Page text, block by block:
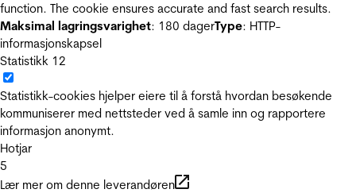
function. The cookie ensures accurate and fast search results.
Maksimal lagringsvarighet: 180 dagerType: HTTP-
informasjonskapsel
Statistikk 12
Statistikk-cookies hjelper eiere til å forstå hvordan besøkende
kommuniserer med nettsteder ved å samle inn og rapportere
informasjon anonymt.
Hotjar
5
Lær mer om denne leverandøren